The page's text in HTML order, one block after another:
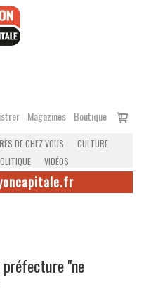
Magazines Boutique
Voir
DE CHEZ VOUS
CULTURE
VIDÉOS
préfecture "ne